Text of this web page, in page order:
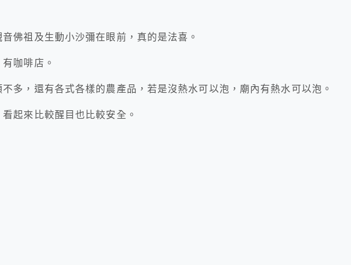
佛祖及生動小沙彌在眼前，真的是法喜。
咖啡店。
多，還有各式各樣的農產品，若是沒熱水可以泡，廟內有熱水可以泡。
起來比較醒目也比較安全。